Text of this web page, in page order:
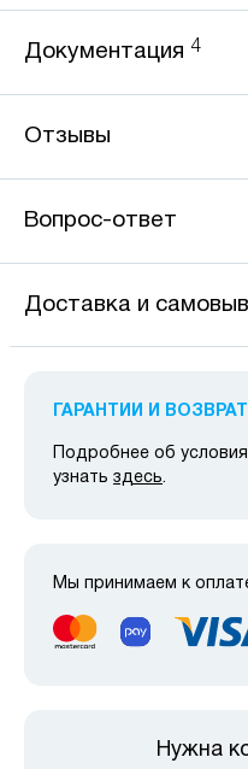
Документация 4
Отзывы
Вопрос-ответ
Доставка и
ГАРАНТИИ И ВОЗВРАТ
Подробнее об
узнать здесь.
Мы принимаем к
Нужна